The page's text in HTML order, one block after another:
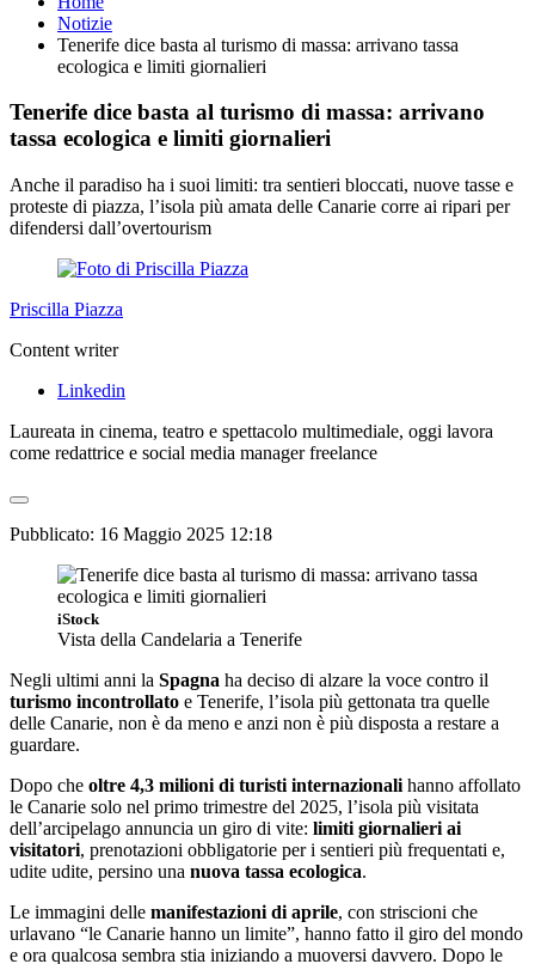
Notizie
Tenerife dice basta al turismo di massa: arrivano tassa
ecologica e limiti giornalieri
Tenerife dice basta al turismo di massa: arrivano
tassa ecologica e limiti giornalieri
Anche il paradiso ha i suoi limiti: tra sentieri bloccati, nuove tasse e
proteste di piazza, l’isola più amata delle Canarie corre ai ripari per
difendersi dall’overtourism
Priscilla Piazza
Content writer
Linkedin
Laureata in cinema, teatro e spettacolo multimediale, oggi lavora
come redattrice e social media manager freelance
Pubblicato: 16 Maggio 2025 12:18
iStock
Vista della Candelaria a Tenerife
Negli ultimi anni la Spagna ha deciso di alzare la voce contro il
turismo incontrollato e Tenerife, l’isola più gettonata tra quelle
delle Canarie, non è da meno e anzi non è più disposta a restare a
guardare.
Dopo che oltre 4,3 milioni di turisti internazionali hanno affollato
le Canarie solo nel primo trimestre del 2025, l’isola più visitata
dell’arcipelago annuncia un giro di vite: limiti giornalieri ai
visitatori, prenotazioni obbligatorie per i sentieri più frequentati e,
udite udite, persino una nuova tassa ecologica.
Le immagini delle manifestazioni di aprile, con striscioni che
urlavano “le Canarie hanno un limite”, hanno fatto il giro del mondo
e ora qualcosa sembra stia iniziando a muoversi davvero. Dopo le